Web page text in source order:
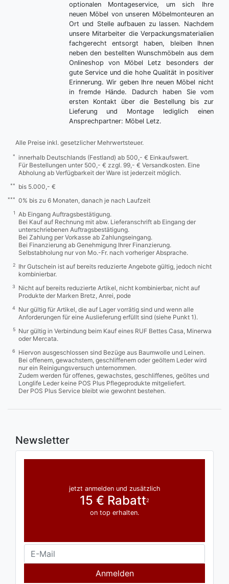
optionalen Montageservice, um sich Ihre
neuen Möbel von unseren Möbelmonteuren an
Ort und Stelle aufbauen zu lassen. Nachdem
unsere Mitarbeiter die Verpackungsmaterialien
fachgerecht entsorgt haben, bleiben Ihnen
neben den bestellten Wunschmöbeln aus dem
Onlineshop von Möbel Letz besonders der
gute Service und die hohe Qualität in positiver
Erinnerung. Wir geben Ihre neuen Möbel nicht
in fremde Hände. Dadurch haben Sie vom
ersten Kontakt über die Bestellung bis zur
Lieferung und Montage lediglich einen
Ansprechpartner: Möbel Letz.
Alle Preise inkl. gesetzlicher Mehrwertsteuer.
*
innerhalb Deutschlands (Festland) ab 500,- € Einkaufswert.
Für Bestellungen unter 500,- € zzgl. 99,- € Versandkosten. Eine
Abholung ab Verfügbarkeit der Ware ist jederzeit möglich.
** bis 5.000,- €
*** 0% bis zu 6 Monaten, danach je nach Laufzeit
1
Ab Eingang Auftragsbestätigung.
Bei Kauf auf Rechnung mit abw. Lieferanschrift ab Eingang der
unterschriebenen Auftragsbestätigung.
Bei Zahlung per Vorkasse ab Zahlungseingang.
Bei Finanzierung ab Genehmigung Ihrer Finanzierung.
Selbstabholung nur von Mo.-Fr. nach vorheriger Absprache.
2
Ihr Gutschein ist auf bereits reduzierte Angebote gültig, jedoch nicht
kombinierbar.
3
Nicht auf bereits reduzierte Artikel, nicht kombinierbar, nicht auf
Produkte der Marken Bretz, Anrei, pode
4
Nur gültig für Artikel, die auf Lager vorrätig sind und wenn alle
Anforderungen für eine Auslieferung erfüllt sind (siehe Punkt 1).
5
Nur gültig in Verbindung beim Kauf eines RUF Bettes Casa, Minerwa
oder Mercata.
6
Hiervon ausgeschlossen sind Bezüge aus Baumwolle und Leinen.
Bei offenem, gewachstem, geschliffenem oder geöltem Leder wird
nur ein Reinigungsversuch unternommen.
Zudem werden für offenes, gewachstes, geschliffenes, geöltes und
Longlife Leder keine POS Plus Pflegeprodukte mitgeliefert.
Der POS Plus Service bleibt wie gewohnt bestehen.
Newsletter
jetzt anmelden und zusätzlich
15 € Rabatt2
on top erhalten.
Anmelden